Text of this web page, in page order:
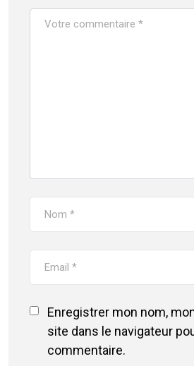
Enregistrer mon nom,
site dans le navigateur
commentaire.